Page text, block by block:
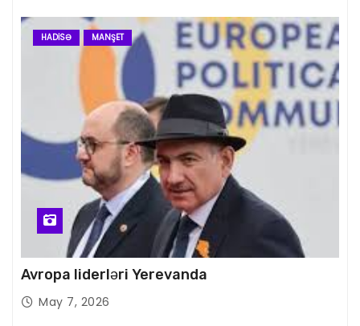
HADISƏ MANŞET
Avropa liderləri Yerevanda
May 7, 2026